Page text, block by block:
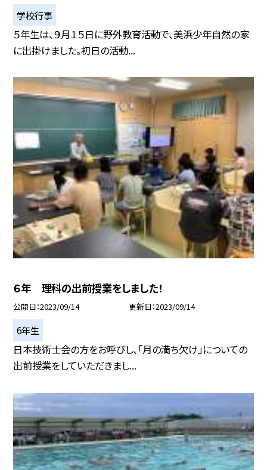
学校行事
５年生は、９月１５日に野外教育活動で、美浜少年自然の家
に出掛けました。初日の活動...
６年 理科の出前授業をしました！
公開日 2023/09/14 更新日 2023/09/14
6年生
日本技術士会の方をお呼びし、「月の満ち欠け」についての
出前授業をしていただきまし...